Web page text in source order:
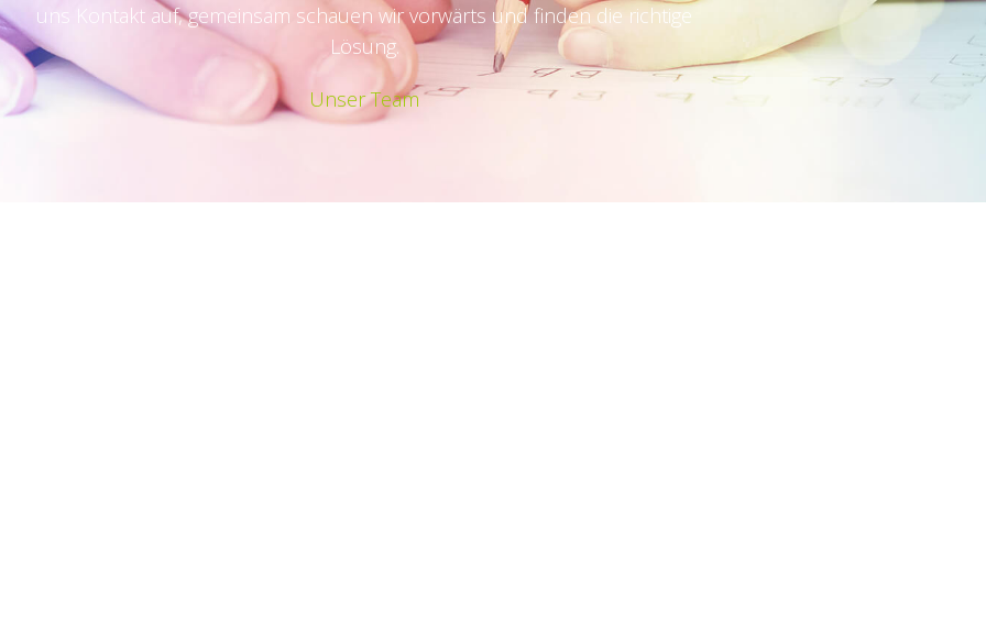
uns Kontakt auf, gemeinsam schauen wir vorwärts und finden die richtige
Lösung.
Unser Team